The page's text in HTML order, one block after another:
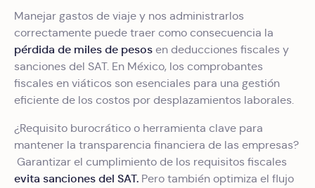
Manejar gastos de viaje y nos administrarlos
correctamente puede traer como consecuencia la
pérdida de miles de pesos en deducciones fiscales y
sanciones del SAT. En México, los comprobantes
fiscales en viáticos son esenciales para una gestión
eficiente de los costos por desplazamientos laborales.
¿Requisito burocrático o herramienta clave para
mantener la transparencia financiera de las empresas?
Garantizar el cumplimiento de los requisitos fiscales
evita sanciones del SAT. Pero también optimiza el flujo